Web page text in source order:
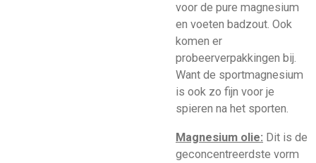
voor de pure magnesium
en voeten badzout. Ook
komen er
probeerverpakkingen bij.
Want de sportmagnesium
is ook zo fijn voor je
spieren na het sporten.
Magnesium olie: Dit is de
geconcentreerdste vorm